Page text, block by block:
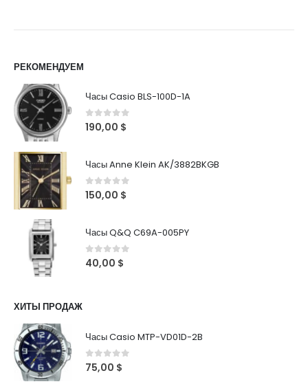
РЕКОМЕНДУЕМ
Часы Casio BLS-100D-1A
0out of 5
190,00 $
Часы Anne Klein AK/3882BKGB
0out of 5
150,00 $
Часы Q&Q C69A-005PY
0 out of 5
40,00 $
ХИТЫ ПРОДАЖ
Часы Casio MTP-VD01D-2B
0out of 5
75,00 $